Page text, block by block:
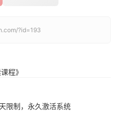
?id=193
程》
限制，永久激活系统